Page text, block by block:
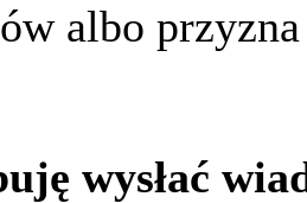
albo
wysłać